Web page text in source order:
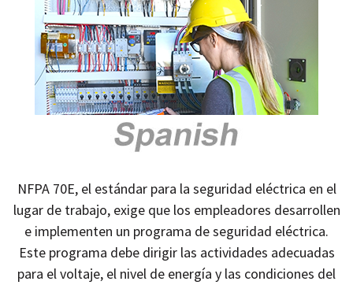
NFPA 70E, el estándar para la seguridad eléctrica en el
lugar de trabajo, exige que los empleadores desarrollen
e implementen un programa de seguridad eléctrica.
Este programa debe dirigir las actividades adecuadas
para el voltaje, el nivel de energía y las condiciones del